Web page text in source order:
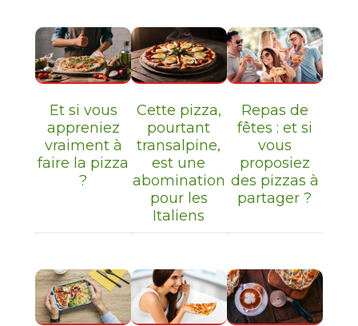
Et si vous
appreniez
vraiment à
faire la pizza
?
Cette pizza,
pourtant
transalpine,
est une
abomination
pour les
Italiens
Repas de
fêtes : et si
vous
proposiez
des pizzas à
partager ?